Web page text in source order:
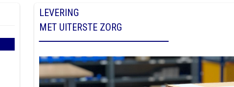
LEVERING
MET UITERSTE ZORG